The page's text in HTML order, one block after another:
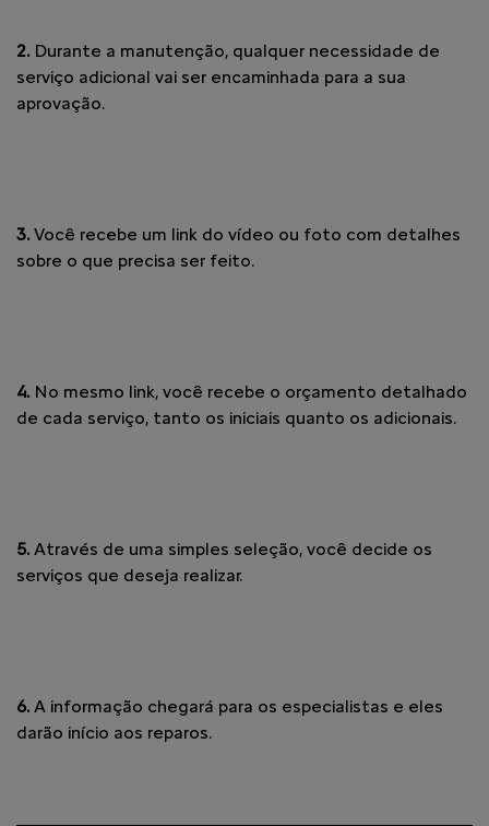
2. Durante a manutenção, qualquer necessidade de
serviço adicional vai ser encaminhada para a sua
aprovação.
3. Você recebe um link do vídeo ou foto com detalhes
sobre o que precisa ser feito.
4. No mesmo link, você recebe o orçamento detalhado
de cada serviço, tanto os iniciais quanto os adicionais.
5. Através de uma simples seleção, você decide os
serviços que deseja realizar.
6. A informação chegará para os especialistas e eles
darão início aos reparos.